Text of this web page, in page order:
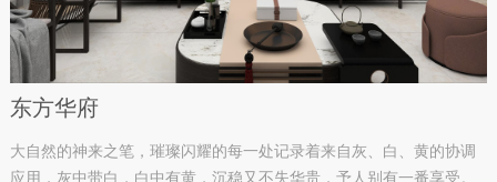
东方华府
大自然的神来之笔，璀璨闪耀的每一处记录着来自灰、白、黄的协调
应用，灰中带白，白中有黄，沉稳又不失华贵，予人别有一番享受。